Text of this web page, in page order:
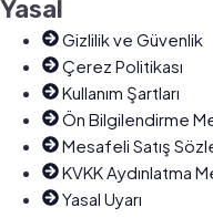
Yasal
Gizlilik ve Güvenlik
Çerez Politikası
Kullanım Şartları
Ön Bilgilendirme
Mesafeli Satış
KVKK Aydınlatma
Yasal Uyarı